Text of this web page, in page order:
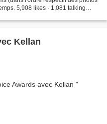
5,908 likes · 1,081 talking
Kellan